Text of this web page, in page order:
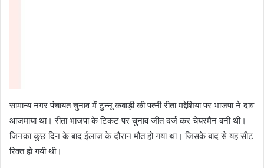
सामान्य नगर पंचायत चुनाव में टुन्नू कबाड़ी की पत्नी रीता मद्देशिया पर भाजपा ने दाव
आजमाया था। रीता भाजपा के टिकट पर चुनाव जीत दर्ज कर चेयरमैन बनी थी।
जिनका कुछ दिन के बाद ईलाज के दौरान मौत हो गया था। जिसके बाद से यह सीट
रिक्त हो गयी थी।